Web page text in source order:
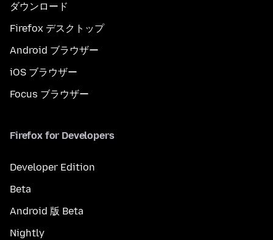
ダウンロード
Firefox デスクトップ
Android ブラウザー
iOS ブラウザー
Focus ブラウザー
Firefox for Developers
Developer Edition
Beta
Android 版 Beta
Nightly